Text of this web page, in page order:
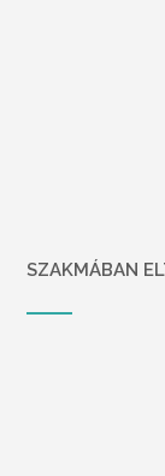
SZAKMÁBAN